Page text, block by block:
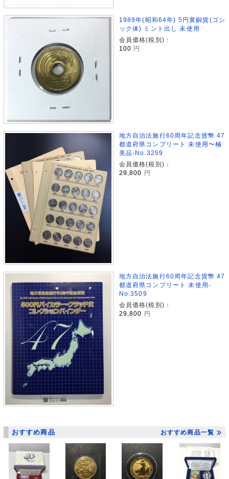
1989年(昭和64年) 5円黄銅貨(ゴシ
ック体) ミント出し 未使用
会員価格(税別)：
100 円
地方自治法施行60周年記念貨幣 47
都道府県コンプリート 未使用〜極
美品-No.3259
会員価格(税別)：
29,800
円
地方自治法施行60周年記念貨幣 47
都道府県コンプリート 未使用-
No.3509
会員価格(税別)：
29,800 円
おすすめ商品 おすすめ商品一覧